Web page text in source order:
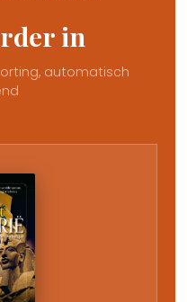
in
automatisch